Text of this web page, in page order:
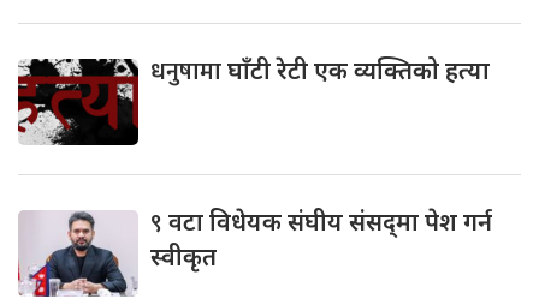
धनुषामाघाँटी रेटी एक व्यक्तिको हत्या
९ वटा विधेयक संघीय संसद्‌मा पेश गर्न
स्वीकृत